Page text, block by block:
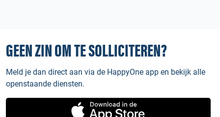
GEEN ZIN OM TE SOLLICITEREN?
Meld je dan direct aan via de HappyOne app en bekijk alle
openstaande diensten.